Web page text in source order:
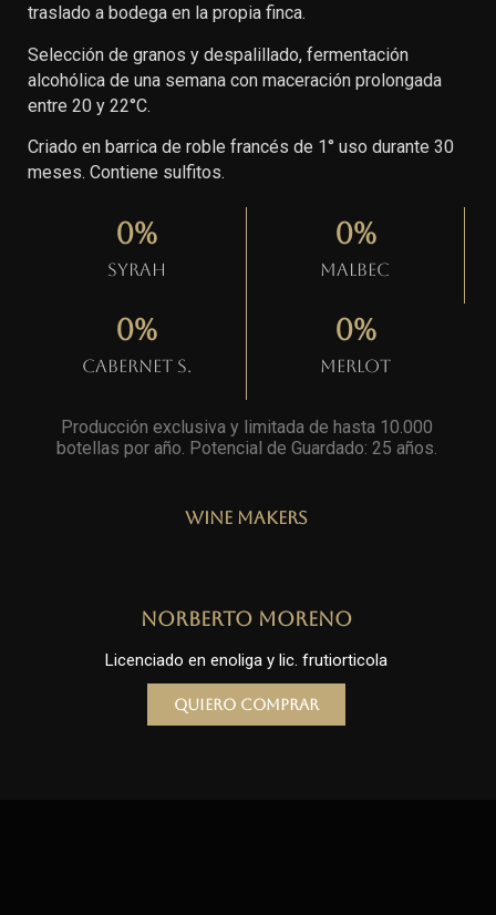
traslado a bodega en la propia finca.
Selección de granos y despalillado, fermentación
alcohólica de una semana con maceración prolongada
entre 20 y 22°C.
Criado en barrica de roble francés de 1° uso durante 30
meses. Contiene sulfitos.
Syrah
0%
Malbec
0%
Cabernet S.
0%
Merlot
0%
Producción exclusiva y limitada de hasta 10.000
botellas por año. Potencial de Guardado: 25 años
Wine Makers
Norberto Moreno
Licenciado en enoliga y lic. frutiorticola
Quiero comprar